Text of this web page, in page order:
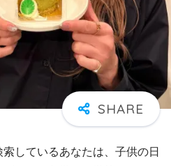
しているあなたは、子供の日